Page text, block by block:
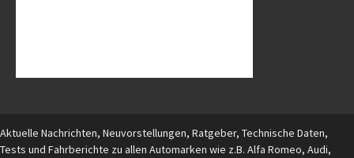
Aktuelle Nachrichten, Neuvorstellungen, Ratgeber, Technische Daten,
Tests und Fahrberichte zu allen Automarken wie z.B. Alfa Romeo, Audi,